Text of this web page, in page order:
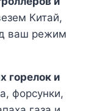
Китай,
ваш режим
горелок и
форсунки,